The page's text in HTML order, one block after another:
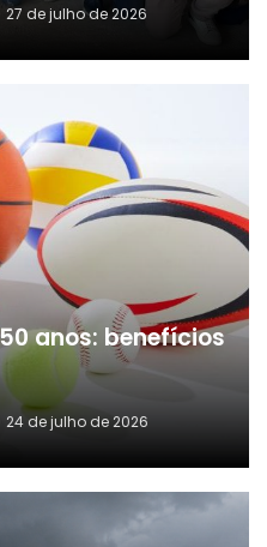
27 de julho de 2026
anos: benefícios
24 de julho de 2026